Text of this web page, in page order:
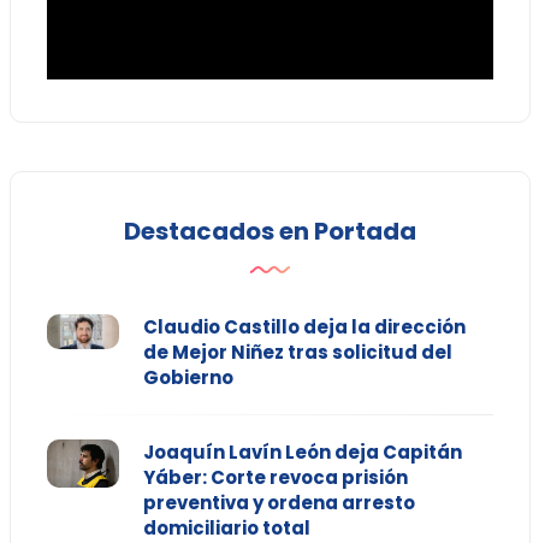
Destacados en Portada
Claudio Castillo deja la dirección
de Mejor Niñez tras solicitud del
Gobierno
Joaquín Lavín León deja Capitán
Yáber: Corte revoca prisión
preventiva y ordena arresto
domiciliario total